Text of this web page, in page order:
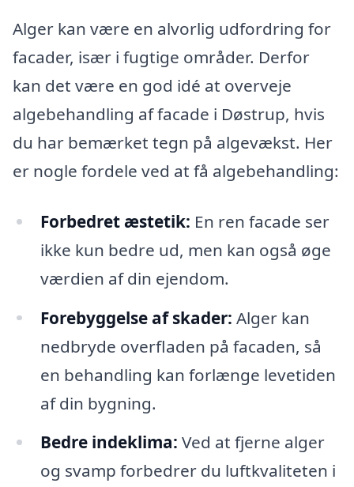
Alger kan være en alvorlig udfordring for
facader, især i fugtige områder. Derfor
kan det være en god idé at overveje
algebehandling af facade i Døstrup, hvis
du har bemærket tegn på algevækst. Her
er nogle fordele ved at få algebehandling:
Forbedret æstetik: En ren facade ser
ikke kun bedre ud, men kan også øge
værdien af din ejendom.
Forebyggelse af skader: Alger kan
nedbryde overfladen på facaden, så
en behandling kan forlænge levetiden
af din bygning.
Bedre indeklima: Ved at fjerne alger
og svamp forbedrer du luftkvaliteten i